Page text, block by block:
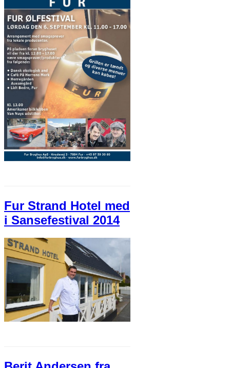
Fur Strand Hotel med
i Sansefestival 2014